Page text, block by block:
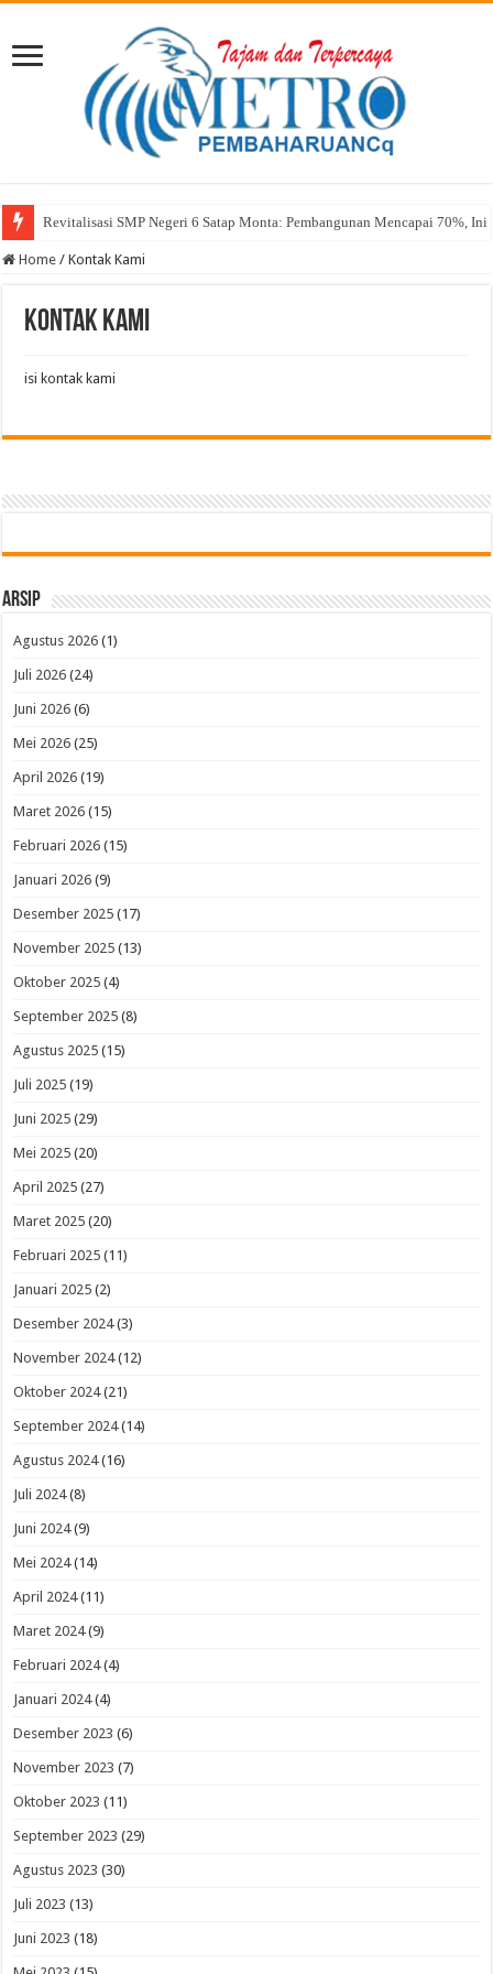
Revitalisasi SMP Negeri 6 Satap Monta: Pembangunan Mencapai 70%,
Home / Kontak Kami
Kontak Kami
isi kontak kami
Arsip
Agustus 2026 (1)
Juli 2026 (24)
Juni 2026 (6)
Mei 2026 (25)
April 2026 (19)
Maret 2026 (15)
Februari 2026 (15)
Januari 2026 (9)
Desember 2025 (17)
November 2025 (13)
Oktober 2025 (4)
September 2025 (8)
Agustus 2025 (15)
Juli 2025 (19)
Juni 2025 (29)
Mei 2025 (20)
April 2025 (27)
Maret 2025 (20)
Februari 2025 (11)
Januari 2025 (2)
Desember 2024(3)
November 2024(12)
Oktober 2024(21)
September 2024(14)
Agustus 2024(16)
Juli 2024(8)
Juni 2024(9)
Mei 2024(14)
April 2024(11)
Maret 2024(9)
Februari 2024(4)
Januari 2024(4)
Desember 2023 (6)
November 2023 (7)
Oktober 2023 (11)
September 2023 (29)
Agustus 2023 (30)
Juli 2023 (13)
Juni 2023 (18)